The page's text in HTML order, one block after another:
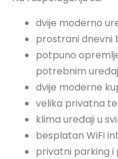
dvije moderno
prostrani dnevni
potpuno
potrebnim
dvije moderne
velika privatna
klima uređaji u
besplatan WiFi
privatni parking i